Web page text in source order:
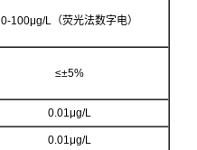
0-100μg/L（荧光法数字电）
≤±5%
0.01μg/L
0.01μg/L